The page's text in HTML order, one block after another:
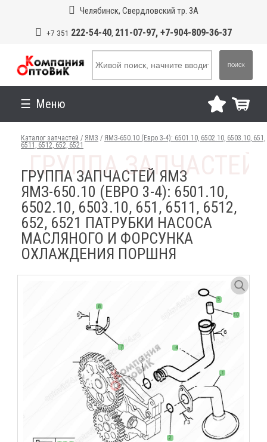
Челябинск, Свердловский тр. 3А
+7 351 222-54-40, 211-07-97, +7-904-809-36-37
ПОИСК
Меню
Каталог запчастей / ЯМЗ / ЯМЗ-650.10 (Евро 3-4): 6501.10, 6502.10, 6503.10, 651,
6511, 6512, 652, 6521
ГРУППА ЗАПЧАСТЕЙ ЯМЗ
ЯМЗ-650.10 (ЕВРО 3-4): 6501.10,
6502.10, 6503.10, 651, 6511, 6512,
652, 6521 ПАТРУБКИ НАСОСА
МАСЛЯНОГО И ФОРСУНКА
ОХЛАЖДЕНИЯ ПОРШНЯ